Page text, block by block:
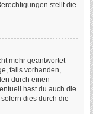
stellt die
mehr geantwortet
falls vorhanden,
durch einen
hast du auch die
dies durch die